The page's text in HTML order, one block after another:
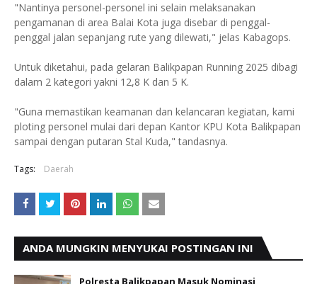
"Nantinya personel-personel ini selain melaksanakan
pengamanan di area Balai Kota juga disebar di penggal-
penggal jalan sepanjang rute yang dilewati," jelas Kabagops.
Untuk diketahui, pada gelaran Balikpapan Running 2025 dibagi
dalam 2 kategori yakni 12,8 K dan 5 K.
"Guna memastikan keamanan dan kelancaran kegiatan, kami
ploting personel mulai dari depan Kantor KPU Kota Balikpapan
sampai dengan putaran Stal Kuda," tandasnya.
Tags: Daerah
ANDA MUNGKIN MENYUKAI POSTINGAN INI
Polresta Balikpapan Masuk Nominasi